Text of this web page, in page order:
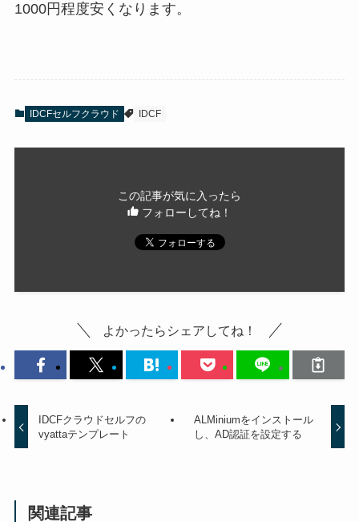
1000円程度安くなります。
IDCFセルフクラウド IDCF
この記事が気に入ったら
フォローしてね！
よかったらシェアしてね！
IDCFクラウドセルフの
vyattaテンプレート
ALMiniumをインストール
し、AD認証を設定する
関連記事